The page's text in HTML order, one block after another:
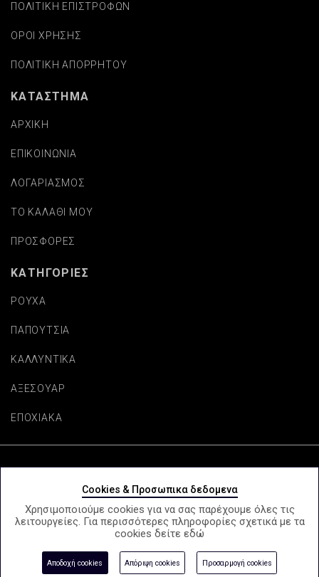
ΠΟΛΙΤΙΚΗ ΕΠΙΣΤΡΟΦΩΝ
ΟΡΟΙ ΧΡΗΣΗΣ
ΠΟΛΙΤΙΚΗ ΑΠΟΡΡΗΤΟΥ
ΚΑΤΑΣΤΗΜΑ
ΑΡΧΙΚΗ
ΕΠΙΚΟΙΝΩΝΙΑ
ΛΟΓΑΡΙΑΣΜΟΣ
ΤΟ ΚΑΛΑΘΙ ΜΟΥ
ΠΡΟΣΦΟΡΕΣ
ΚΑΤΗΓΟΡΙΕΣ
ΡΟΥΧΑ
ΠΑΠΟΥΤΣΙΑ
ΚΑΛΛΥΝΤΙΚΑ
ΑΞΕΣΟΥΑΡ
ΕΠΟΧΙΑΚΑ
e-Shop by Synergic Software
Cookies & Προσωπικα δεδομενα
Χρησιμοποιούμε cookies για να σας παρέχουμε όλες τις
λειτουργείες. Για περισσότερες πληροφορίες σχετικά με τα
cookies δείτε εδώ
Αποδοχή cookies Απόριψη cookies Προσαρμογή cookies